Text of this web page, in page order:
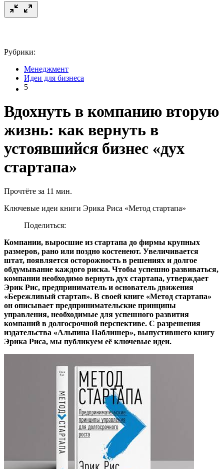
Рубрики:
Менеджмент
Идеи для бизнеса
5
Вдохнуть в компанию вторую
жизнь: как вернуть в
устоявшийся бизнес «дух
стартапа»
Прочтёте за 11 мин.
Ключевые идеи книги Эрика Риса «Метод стартапа»
Поделиться:
Компании, выросшие из стартапа до фирмы крупных
размеров, рано или поздно костенеют. Увеличивается
штат, появляется осторожность в решениях и долгое
обдумывание каждого риска. Чтобы успешно развиваться,
компании необходимо вернуть дух стартапа, утверждает
Эрик Рис, предприниматель и основатель движения
«Бережливый стартап». В своей книге «Метод стартапа»
он описывает предпринимательские принципы
управления, необходимые для успешного развития
компаний в долгосрочной перспективе. С разрешения
издательства «Альпина Паблишер», выпустившего книгу
Эрика Риса, мы публикуем её ключевые идеи.